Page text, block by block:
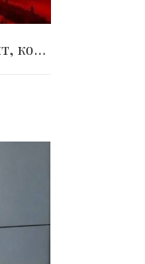
Обстановка на острове Крит, который накрыло..